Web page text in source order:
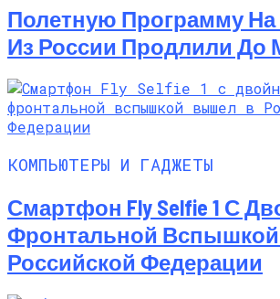
Полетную Программу
Из России Продлили До
КОМПЬЮТЕРЫ И ГАДЖЕТЫ
Смартфон Fly Selfie 1 С
Фронтальной
Российской Федерации